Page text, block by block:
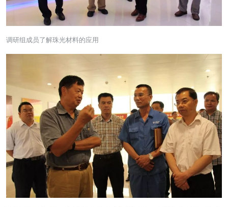
调研组成员了解珠光材料的应用